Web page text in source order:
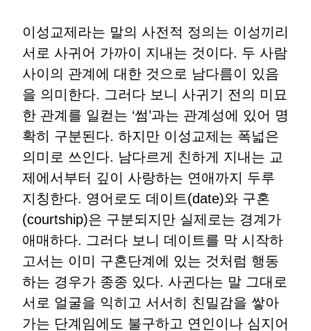
이성교제라는 말의 사전적 정의는 이성끼리
서로 사귀어 가까이 지내는 것이다. 두 사람
사이의 관계에 대한 것으로 남다름이 있음
을 의미한다. 그러다 보니 사귀기 전의 미묘
한 관계를 일컫는 ‘썸’과는 관계성에 있어 명
확히 구분된다. 하지만 이성교제는 폭넓은
의미로 쓰인다. 남다르게 친하게 지내는 교
제에서부터 깊이 사랑하는 연애까지 두루
지칭한다. 영어로도 데이트(date)와 구혼
(courtship)은 구분되지만 실제로는 경계가
애매하다. 그러다 보니 데이트를 막 시작하
고서는 이미 구혼단계에 있는 것처럼 행동
하는 경우가 종종 있다. 사귄다는 말 그대로
서로 얼굴을 익히고 서서히 친밀감을 쌓아
가는 단계임에도 불구하고 연인이나 심지어